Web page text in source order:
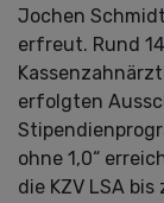
Jochen
erfreut. Rund
erfolgten
ohne 1,0“
die KZV LSA